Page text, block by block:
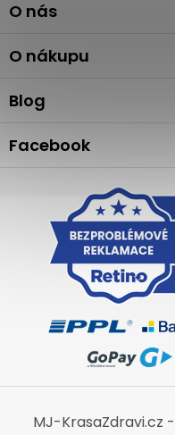
á
a
O nás
O nákupu
Blog
Facebook
MJ-KrasaZdravi.cz